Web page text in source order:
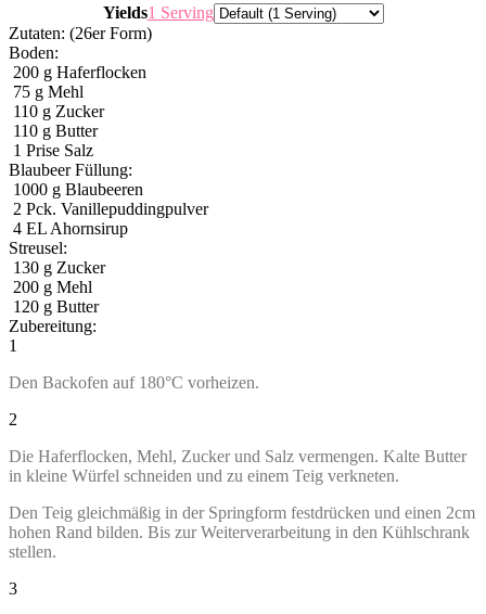
Yields1 ServingServings
Zutaten: (26er Form)
Boden:
200 g Haferflocken
75 g Mehl
110 g Zucker
110 g Butter
1 Prise Salz
Blaubeer Füllung:
1000 g Blaubeeren
2 Pck. Vanillepuddingpulver
4 EL Ahornsirup
Streusel:
130 g Zucker
200 g Mehl
120 g Butter
Zubereitung:
1
Den Backofen auf 180°C vorheizen.
2
Die Haferflocken, Mehl, Zucker und Salz vermengen. Kalte Butter
in kleine Würfel schneiden und zu einem Teig verkneten.
Den Teig gleichmäßig in der Springform festdrücken und einen 2cm
hohen Rand bilden. Bis zur Weiterverarbeitung in den Kühlschrank
stellen.
3